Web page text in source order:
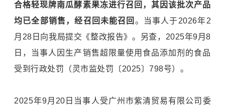
合格轻现牌南瓜酵素果冻进行召回，其因该批次产品
均已全部销售，经召回未能召回 。当事人于2026年2
月28日向我局提交《整改报告》。另查，2025年9月8
日，当事人因生产销售超限量使用食品添加剂的食品
受到行政处罚（灵市监处罚〔2025〕798号）。
2025年9月20日当事人受广州市紫清贸易有限公司委